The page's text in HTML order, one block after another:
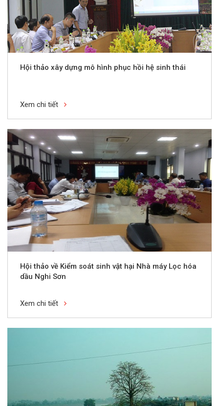
Hội thảo xây dựng mô hình phục hồi hệ sinh thái
Xem chi tiết
Hội thảo về Kiểm soát sinh vật hại Nhà máy Lọc hóa
dầu Nghi Sơn
Xem chi tiết